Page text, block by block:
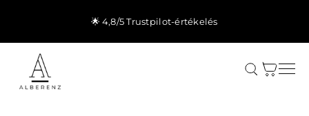
🌟 4,8/5 Trustpilot-értékelés
Kosár